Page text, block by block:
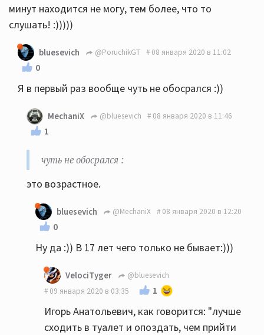
минут находится не могу, тем более, что то
слушать! :)))))
bluesevich @PoruchikGT 08 января 2020 в 11:02
0
Я в первый раз вообще чуть не обосрался :))
MechaniX @bluesevich 08 января 2020 в 11:46
1
чуть не обосрался :
этo возpacтнoe.
bluesevich @MechaniX 08 января 2020 в 12:20
0
Ну да :)) В 17 лет чего только не бывает:)))
VelociTyger
@bluesevich
09 января 2020 в 03:35
1
Игорь Анатольевич, как говорится: "лучше
сходить в туалет и опоздать, чем прийти